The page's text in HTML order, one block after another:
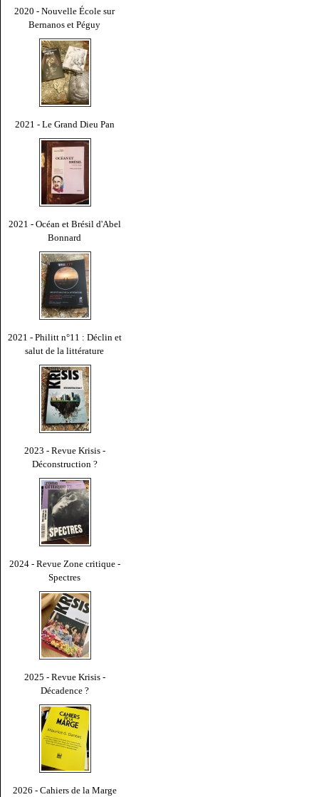
2020 - Nouvelle École sur
Bernanos et Péguy
2021 - Le Grand Dieu Pan
2021 - Océan et Brésil d'Abel
Bonnard
2021 - Philitt n°11 : Déclin et
salut de la littérature
2023 - Revue Krisis -
Déconstruction ?
2024 - Revue Zone critique -
Spectres
2025 - Revue Krisis -
Décadence ?
2026 - Cahiers de la Marge